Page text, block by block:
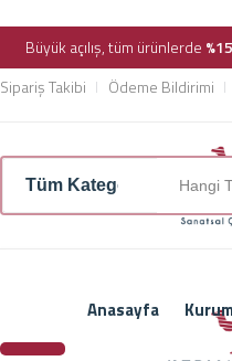
Büyük açılış, tüm ürünlerde
Sipariş Takibi
Ödeme Bildirimi
Anasayfa